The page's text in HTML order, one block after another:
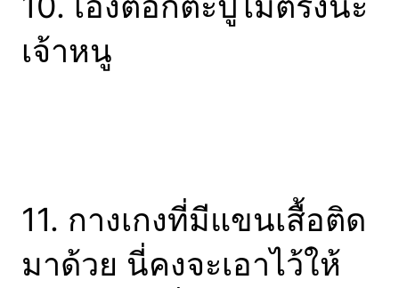
เจ้าหนู
11. กางเกงที่มีแขนเสื้อติด
มาด้วย นี่คงจะเอาไว้ให้